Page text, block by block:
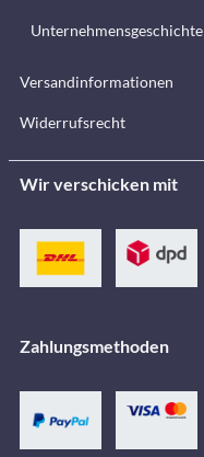
Unternehmensgeschichte
Versandinformationen
Widerrufsrecht
Wir verschicken mit
Zahlungsmethoden